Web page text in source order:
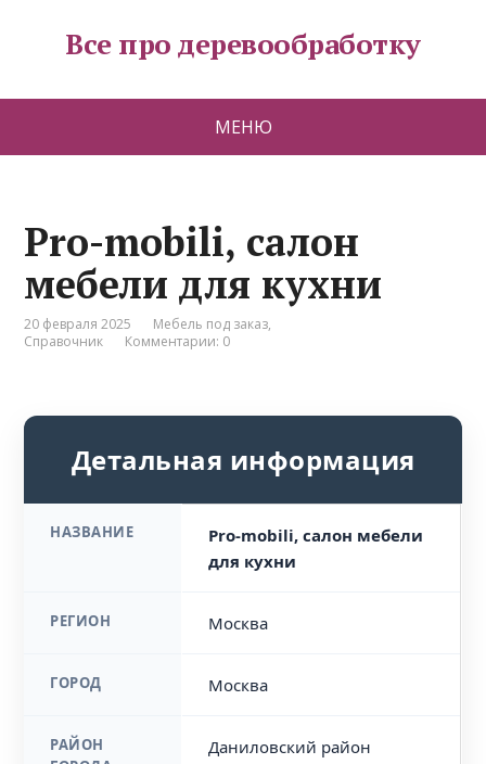
Все про деревообработку
МЕНЮ
Pro-mobili, салон
мебели для кухни
20 февраля 2025 Мебель под заказ,
Справочник
Комментарии: 0
Детальная информация
НАЗВАНИЕ
Pro-mobili, салон мебели
для кухни
РЕГИОН Москва
ГОРОД Москва
РАЙОН
Даниловский район